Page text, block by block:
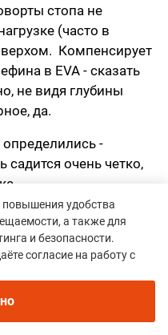
стопа не
(часто в
Компенсирует
в EVA - сказать
не видя глубины
да.
-
очень четко,
бега в пологий
колодки и
в химии. Хах..
удобства
а также для
и безопасности.
согласие на работу с